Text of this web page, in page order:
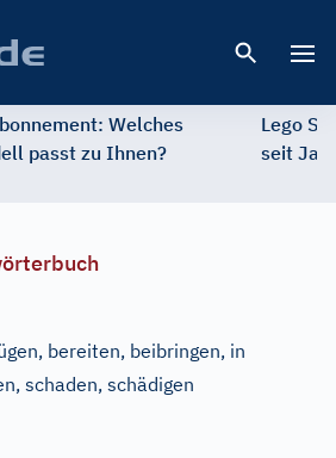
Welches
passt zu Ihnen?
Lego
seit
bereiten, beibringen, in
schaden, schädigen